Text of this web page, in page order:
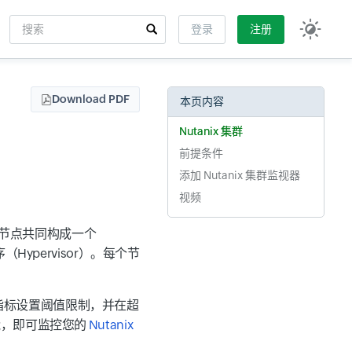
搜索
登录 注册
Download PDF
点共同构成一个
（Hypervisor）。每个节
设置阈值限制，并在超
即可监控您的 Nutanix
本页内容
Nutanix 集群
前提条件
添加 Nutanix 集群监视器
视频